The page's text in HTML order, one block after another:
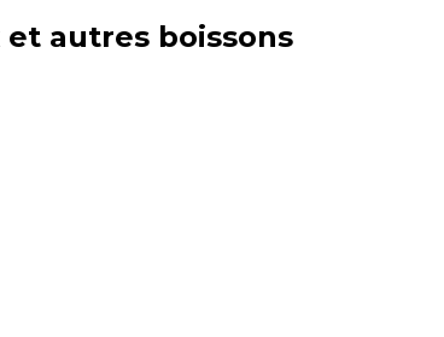
et autres boissons